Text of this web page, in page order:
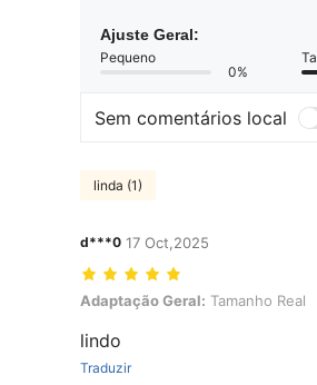
Ajuste Geral:
Pequeno
0%
Sem comentários local
linda (1)
d***0 17 Oct,2025
Adaptação Geral: Tamanho Real, Cor:
Adaptação Geral: Tamanho Real
lindo
Traduzir